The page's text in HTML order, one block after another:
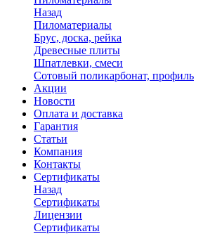
Назад
Пиломатериалы
Брус, доска, рейка
Древесные плиты
Шпатлевки, смеси
Сотовый поликарбонат, профиль
Акции
Новости
Оплата и доставка
Гарантия
Статьи
Компания
Контакты
Сертификаты
Назад
Сертификаты
Лицензии
Сертификаты